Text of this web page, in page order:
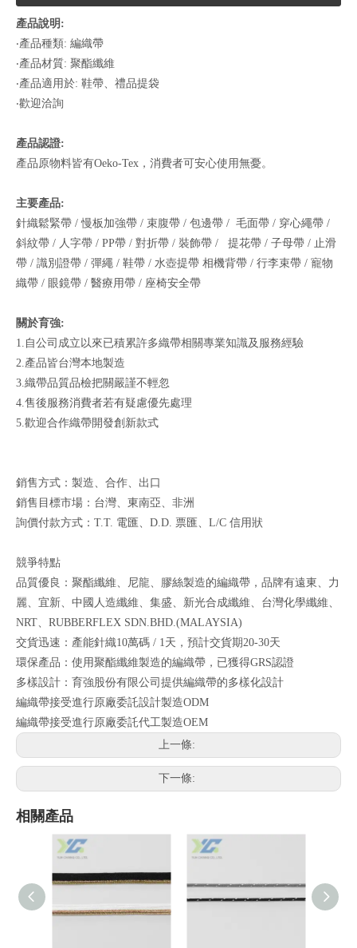
產品說明:
‧產品種類: 編織帶
‧產品材質: 聚酯纖維
‧產品適用於: 鞋帶、禮品提袋
‧歡迎洽詢
產品認證:
產品原物料皆有Oeko-Tex，消費者可安心使用無憂。
主要產品:
針織鬆緊帶 / 慢板加強帶 / 束腹帶 / 包邊帶 / 毛面帶 / 穿心繩帶 /
斜紋帶 / 人字帶 / PP帶 / 對折帶 / 裝飾帶 / 提花帶 / 子母帶 / 止滑
帶 / 識別證帶 / 彈繩 / 鞋帶 / 水壺提帶 相機背帶 / 行李束帶 / 寵物
織帶 / 眼鏡帶 / 醫療用帶 / 座椅安全帶
關於育強:
1.自公司成立以來已積累許多織帶相關專業知識及服務經驗
2.產品皆台灣本地製造
3.織帶品質品檢把關嚴謹不輕忽
4.售後服務消費者若有疑慮優先處理
5.歡迎合作織帶開發創新款式
銷售方式：製造、合作、出口
銷售目標市場：台灣、東南亞、非洲
詢價付款方式：T.T. 電匯、D.D. 票匯、L/C 信用狀
競爭特點
品質優良：聚酯纖維、尼龍、膠絲製造的編織帶，品牌有遠東、力
麗、宜新、中國人造纖維、集盛、新光合成纖維、台灣化學纖維、
NRT、RUBBERFLEX SDN.BHD.(MALAYSIA)
交貨迅速：產能針織10萬碼 / 1天，預計交貨期20-30天
環保產品：使用聚酯纖維製造的編織帶，已獲得GRS認證
多樣設計：育強股份有限公司提供編織帶的多樣化設計
編織帶接受進行原廠委託設計製造ODM
編織帶接受進行原廠委託代工製造OEM
上一條:
下一條:
相關產品